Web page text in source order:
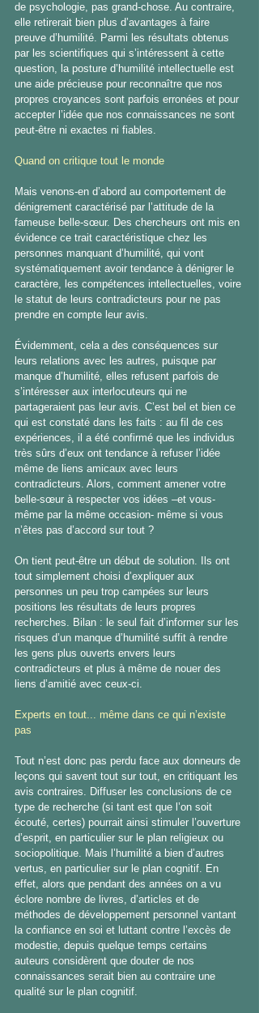
de psychologie, pas grand-chose. Au contraire,
elle retirerait bien plus d’avantages à faire
preuve d’humilité. Parmi les résultats obtenus
par les scientifiques qui s’intéressent à cette
question, la posture d’humilité intellectuelle est
une aide précieuse pour reconnaître que nos
propres croyances sont parfois erronées et pour
accepter l’idée que nos connaissances ne sont
peut-être ni exactes ni fiables.
Quand on critique tout le monde
Mais venons-en d’abord au comportement de
dénigrement caractérisé par l’attitude de la
fameuse belle-sœur. Des chercheurs ont mis en
évidence ce trait caractéristique chez les
personnes manquant d’humilité, qui vont
systématiquement avoir tendance à dénigrer le
caractère, les compétences intellectuelles, voire
le statut de leurs contradicteurs pour ne pas
prendre en compte leur avis.
Évidemment, cela a des conséquences sur
leurs relations avec les autres, puisque par
manque d’humilité, elles refusent parfois de
s’intéresser aux interlocuteurs qui ne
partageraient pas leur avis. C’est bel et bien ce
qui est constaté dans les faits : au fil de ces
expériences, il a été confirmé que les individus
très sûrs d’eux ont tendance à refuser l’idée
même de liens amicaux avec leurs
contradicteurs. Alors, comment amener votre
belle-sœur à respecter vos idées –et vous-
même par la même occasion- même si vous
n’êtes pas d’accord sur tout ?
On tient peut-être un début de solution. Ils ont
tout simplement choisi d’expliquer aux
personnes un peu trop campées sur leurs
positions les résultats de leurs propres
recherches. Bilan : le seul fait d’informer sur les
risques d’un manque d’humilité suffit à rendre
les gens plus ouverts envers leurs
contradicteurs et plus à même de nouer des
liens d’amitié avec ceux-ci.
Experts en tout... même dans ce qui n’existe
pas
Tout n’est donc pas perdu face aux donneurs de
leçons qui savent tout sur tout, en critiquant les
avis contraires. Diffuser les conclusions de ce
type de recherche (si tant est que l’on soit
écouté, certes) pourrait ainsi stimuler l’ouverture
d’esprit, en particulier sur le plan religieux ou
sociopolitique. Mais l’humilité a bien d’autres
vertus, en particulier sur le plan cognitif. En
effet, alors que pendant des années on a vu
éclore nombre de livres, d’articles et de
méthodes de développement personnel vantant
la confiance en soi et luttant contre l’excès de
modestie, depuis quelque temps certains
auteurs considèrent que douter de nos
connaissances serait bien au contraire une
qualité sur le plan cognitif.